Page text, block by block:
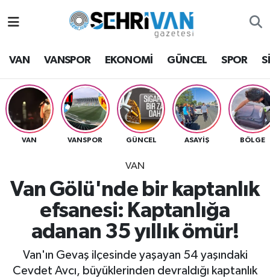
VAN VANSPOR EKONOMİ GÜNCEL SPOR
VAN VANSPOR GÜNCEL ASAYİŞ BÖLGE
VAN
Van Gölü'nde bir kaptanlık
efsanesi: Kaptanlığa
adanan 35 yıllık ömür!
Van'ın Gevaş ilçesinde yaşayan 54 yaşındaki
Cevdet Avcı, büyüklerinden devraldığı kaptanlık
Van Hava Durumu
VAN Namaz Vakitleri
Van Trafik Yoğunluk Haritası
Süper Lig Puan Durumu ve Fikstür
Tüm Manşetler
Son Dakika Haberleri
Haber Arşivi